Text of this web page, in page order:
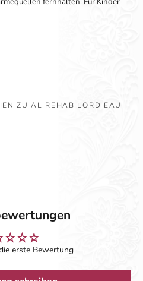
ZU AL REHAB LORD EAU
erste Bewertung